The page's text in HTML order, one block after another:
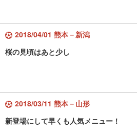
2018/04/01 熊本－新潟
桜の見頃はあと少し
2018/03/11 熊本－山形
新登場にして早くも人気メニュー！